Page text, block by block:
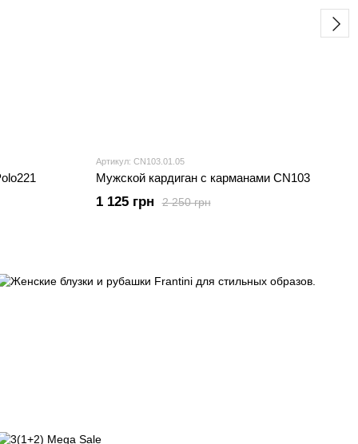
Артикул: CN103.01.05
Мужской кардиган с карманами CN103
2 250 грн
1 125 грн